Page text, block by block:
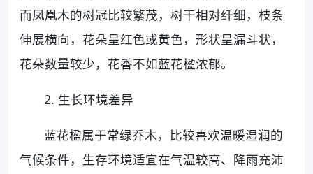
而凤凰木的树冠比较繁茂，树干相对纤细，枝条
伸展横向，花朵呈红色或黄色，形状呈漏斗状，
花朵数量较少，花香不如蓝花楹浓郁。
2. 生长环境差异
蓝花楹属于常绿乔木，比较喜欢温暖湿润的
气候条件，生存环境适宜在气温较高、降雨充沛